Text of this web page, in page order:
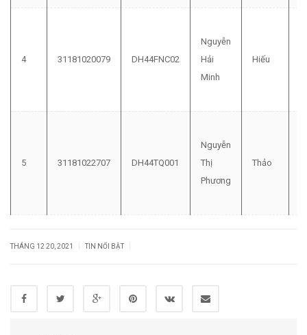
4 31181020079 DH44FNC02
Nguyễn
Hải
Minh
Hiếu
5 31181022707 DH44TQ001
Nguyễn
Thị
Phương
Thảo
THÁNG 12 20, 2021 TIN NỔI BẬT